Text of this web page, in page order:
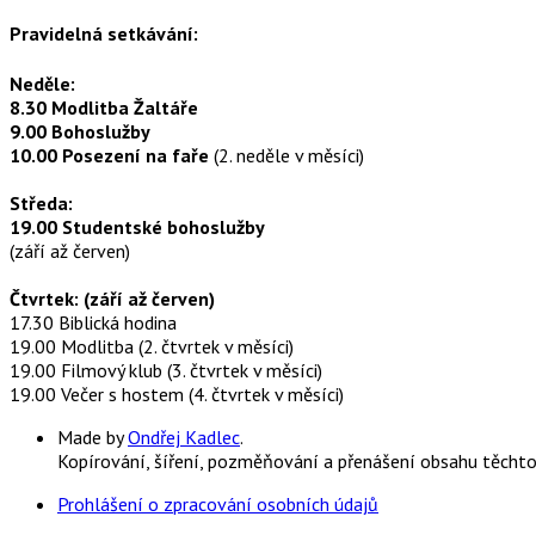
Pravidelná setkávání:
Neděle:
8.30 Modlitba Žaltáře
9.00 Bohoslužby
10.00 Posezení na faře (2. neděle v měsíci)
Středa:
19.00 Studentské bohoslužby
(září až červen)
Čtvrtek: (září až červen)
17.30 Biblická hodina
19.00 Modlitba (2. čtvrtek v měsíci)
19.00 Filmový klub (3. čtvrtek v měsíci)
19.00 Večer s hostem (4. čtvrtek v měsíci)
Made byOndřej Kadlec.
Kopírování, šíření, pozměňování a přenášení obsahu
Prohlášení o zpracování osobních údajů